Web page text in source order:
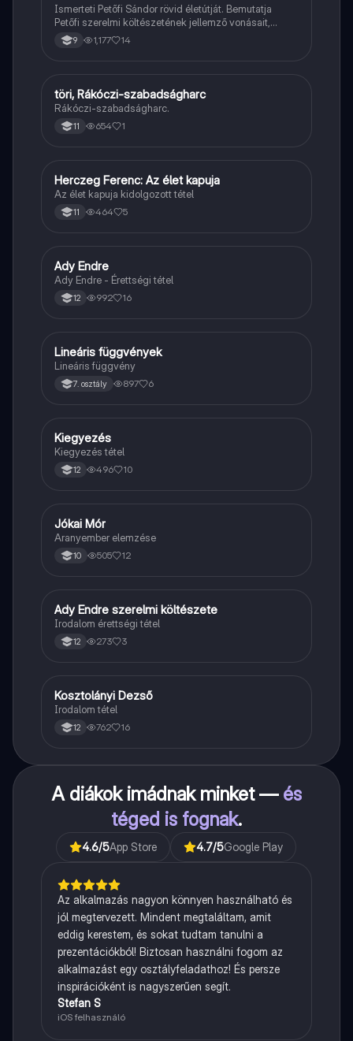
Ismerteti Petőfi Sándor rövid életútját. Bemutatja
Petőfi szerelmi költészetének jellemző vonásait,
vereseinek ihletőit és külön kitér a hitvesi
költészetére.
9 1,177 14
Töri
töri, Rákóczi-szabadságharc
Rákóczi-szabadságharc.
11 654 1
Magyar
Herczeg Ferenc: Az élet kapuja
Az élet kapuja kidolgozott tétel
11 464 5
Magyar
Ady Endre
Ady Endre - Érettségi tétel
12 992 16
Matek
Lineáris függvények
Lineáris függvény
7. osztály 897 6
Töri
Kiegyezés
Kiegyezés tétel
12 496 10
Magyar
Jókai Mór
Aranyember elemzése
10 505 12
Magyar
Ady Endre szerelmi költészete
Irodalom érettségi tétel
12 273 3
Magyar
Kosztolányi Dezső
Irodalom tétel
12 762 16
A diákok imádnak minket — és
téged is fognak.
4.6/5App Store 4.7/5Google Play
Az alkalmazás nagyon könnyen használható és
jól megtervezett. Mindent megtaláltam, amit
eddig kerestem, és sokat tudtam tanulni a
prezentációkból! Biztosan használni fogom az
alkalmazást egy osztályfeladathoz! És persze
inspirációként is nagyszerűen segít.
Stefan S
iOS felhasználó